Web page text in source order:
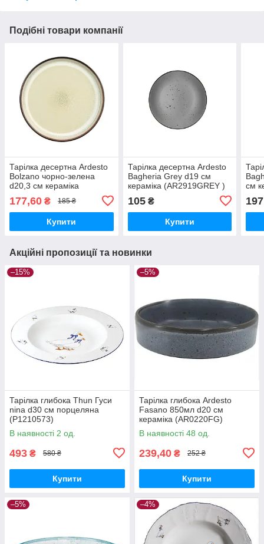
Подібні товари компанії
Тарілка десертна Ardesto
Bolzano чорно-зелена
d20,3 см кераміка
177,60 ₴ 185 ₴
Купити
Тарілка десертна Ardesto
Bagheria Grey d19 см
кераміка (AR2919GREY )
105₴
Купити
см
197
Акційні пропозиції та новинки
–15%
Тарілка глибока Thun Гуси
nina d30 см порцеляна
(P1210573)
В наявності 2 од.
493 ₴ 580 ₴
Купити
–5%
Тарілка глибока Ardesto
Fasano 850мл d20 см
кераміка (AR0220FG)
В наявності 48 од.
239,40 ₴ 252 ₴
Купити
–5% –4%